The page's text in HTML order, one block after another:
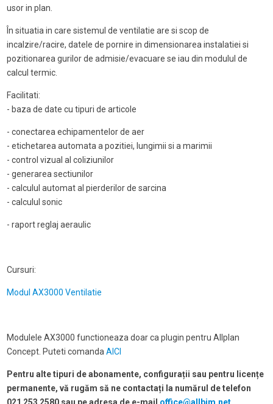
usor in plan.
În situatia in care sistemul de ventilatie are si scop de
incalzire/racire, datele de pornire in dimensionarea instalatiei si
pozitionarea gurilor de admisie/evacuare se iau din modulul de
calcul termic.
Facilitati:
- baza de date cu tipuri de articole
- conectarea echipamentelor de aer
- etichetarea automata a pozitiei, lungimii si a marimii
- control vizual al coliziunilor
- generarea sectiunilor
- calculul automat al pierderilor de sarcina
- calculul sonic
- raport reglaj aeraulic
Cursuri:
Modul AX3000 Ventilatie
Modulele AX3000 functioneaza doar ca plugin pentru Allplan
Concept. Puteti comandaAICI
Pentru alte tipuri de abonamente, configurații sau pentru licențe
permanente, vă rugăm să ne contactați la numărul de telefon